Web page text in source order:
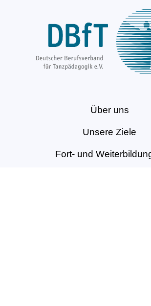
Über uns
Unsere Ziele
Fort- und